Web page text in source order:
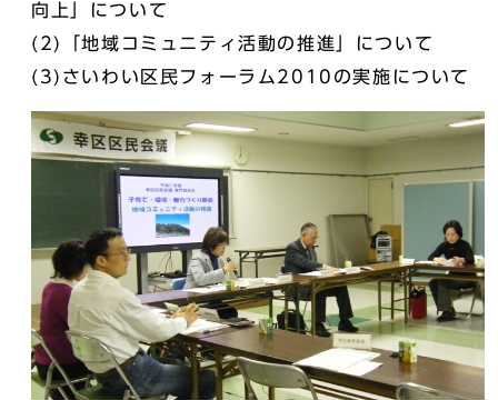
向上」について
(2)「地域コミュニティ活動の推進」について
(3)さいわい区民フォーラム2010の実施について